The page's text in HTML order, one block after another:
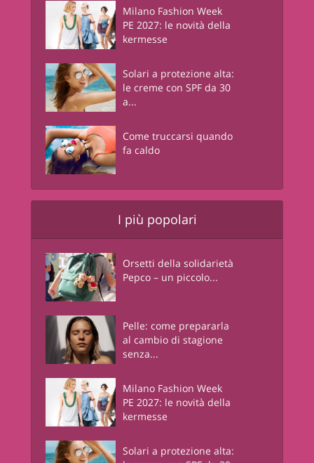
Milano Fashion Week
PE 2027: le novità della
kermesse
Solari a protezione alta:
le creme con SPF da 30
a...
Come truccarsi quando
fa caldo
I più popolari
Orsetti della solidarietà
Pepco – un piccolo...
Pelle: come prepararla
al cambio di stagione
senza...
Milano Fashion Week
PE 2027: le novità della
kermesse
Solari a protezione alta: